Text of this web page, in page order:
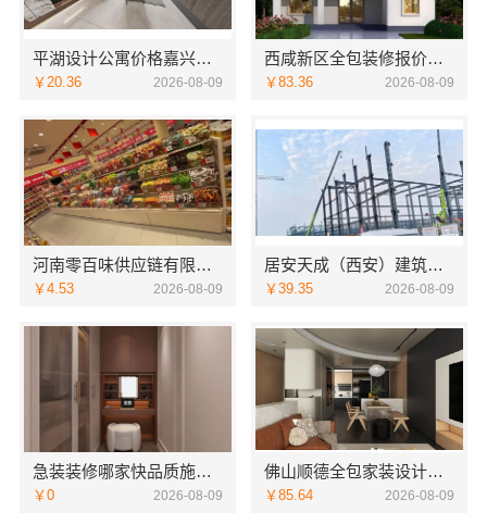
平湖设计公寓价格嘉兴家美建材科技有限公司个性化全案设计
￥20.36 2026-08-09
西咸新区全包装修报价，中蓝建投（北京）建设有限公司武功分公司
￥83.36 2026-08-09
河南零百味供应链有限公司：轻投入硬折扣零食铺低风险经营
￥4.53 2026-08-09
居安天成（西安）建筑工程有限责任公司，西安未央区一站式家装设计刚需房售后完善
￥39.35 2026-08-09
急装装修哪家快品质施工，同城快装（湖北）科技有限公司省心靠谱
￥0 2026-08-09
佛山顺德全包家装设计，雅居美家一站式服务从设计到落地
￥85.64 2026-08-09